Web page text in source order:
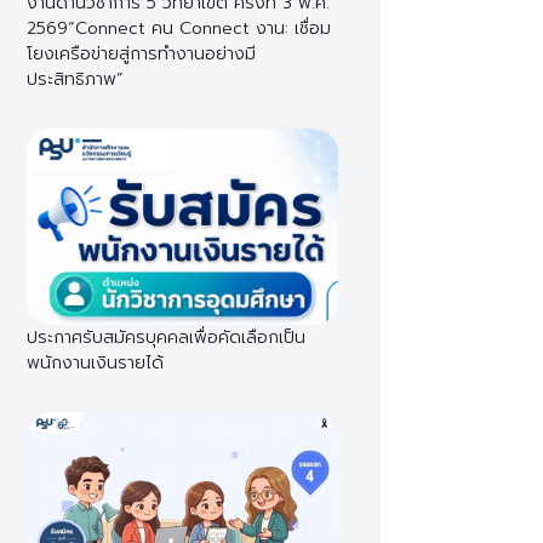
2569“Connect คน Connect งาน: เชื่อม
โยงเครือข่ายสู่การทำงานอย่างมี
ประสิทธิภาพ”
ประกาศรับสมัครบุคคลเพื่อคัดเลือกเป็น
พนักงานเงินรายได้